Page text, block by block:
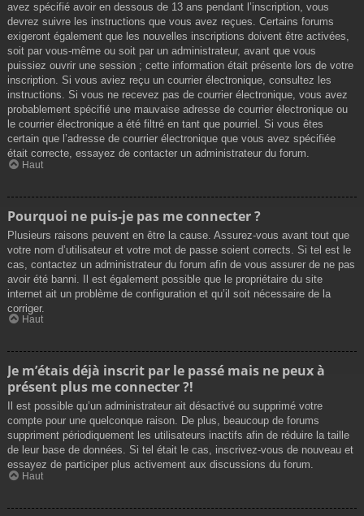
avez spécifié avoir en dessous de 13 ans pendant l’inscription, vous
devrez suivre les instructions que vous avez reçues. Certains forums
exigeront également que les nouvelles inscriptions doivent être activées,
soit par vous-même ou soit par un administrateur, avant que vous
puissiez ouvrir une session ; cette information était présente lors de votre
inscription. Si vous aviez reçu un courrier électronique, consultez les
instructions. Si vous ne recevez pas de courrier électronique, vous avez
probablement spécifié une mauvaise adresse de courrier électronique ou
le courrier électronique a été filtré en tant que pourriel. Si vous êtes
certain que l’adresse de courrier électronique que vous avez spécifiée
était correcte, essayez de contacter un administrateur du forum.
Haut
Pourquoi ne puis-je pas me connecter ?
Plusieurs raisons peuvent en être la cause. Assurez-vous avant tout que
votre nom d’utilisateur et votre mot de passe soient corrects. Si tel est le
cas, contactez un administrateur du forum afin de vous assurer de ne pas
avoir été banni. Il est également possible que le propriétaire du site
internet ait un problème de configuration et qu’il soit nécessaire de la
corriger.
Haut
Je m’étais déjà inscrit par le passé mais ne peux à
présent plus me connecter ?!
Il est possible qu’un administrateur ait désactivé ou supprimé votre
compte pour une quelconque raison. De plus, beaucoup de forums
suppriment périodiquement les utilisateurs inactifs afin de réduire la taille
de leur base de données. Si tel était le cas, inscrivez-vous de nouveau et
essayez de participer plus activement aux discussions du forum.
Haut